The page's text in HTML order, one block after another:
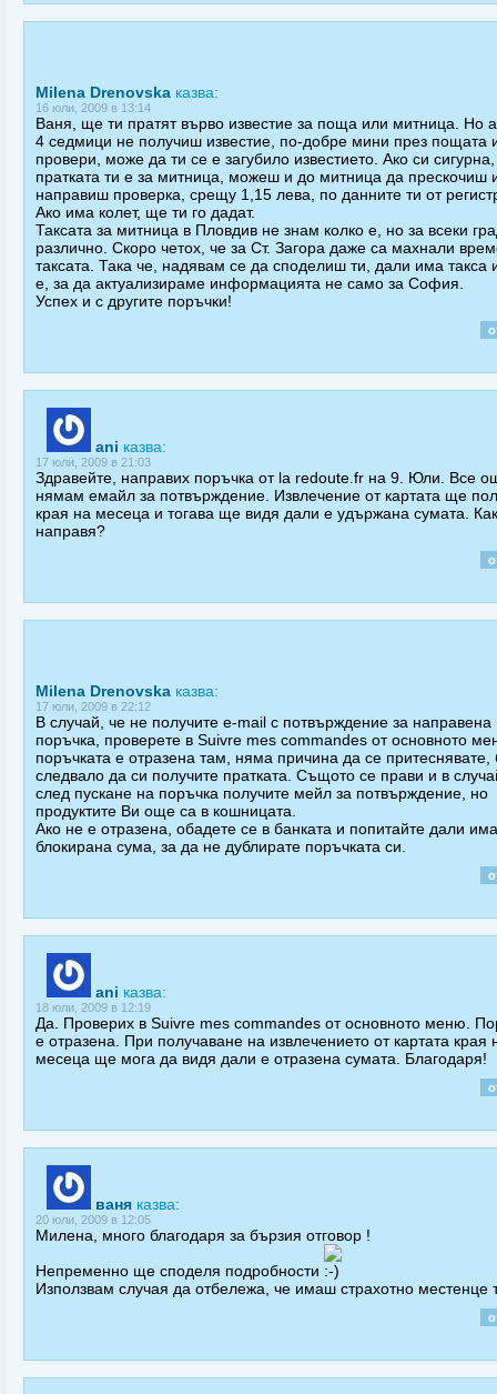
Milena Drenovska казва:
16 юли, 2009 в 13:14
Ваня, ще ти пратят върво известие за поща или митница. Но
4 седмици не получиш известие, по-добре мини през пощата
провери, може да ти се е загубило известието. Ако си
пратката ти е за митница, можеш и до митница да прескочиш
направиш проверка, срещу 1,15 лева, по данните ти от
Ако има колет, ще ти го дадат.
Таксата за митница в Пловдив не знам колко е, но за всеки
различно. Скоро четох, че за Ст. Загора даже са махнали
таксата. Така че, надявам се да споделиш ти, дали има такса
е, за да актуализираме информацията не само за София.
Успех и с другите поръчки!
ani казва:
17 юли, 2009 в 21:03
Здравейте, направих поръчка от la redoute.fr на 9. Юли. Все
нямам емайл за потвърждение. Извлечение от картата ще
края на месеца и тогава ще видя дали е удържана сумата.
направя?
Milena Drenovska казва:
17 юли, 2009 в 22:12
В случай, че не получите е-mail с потвърждение за направена
поръчка, проверете в Suivre mes commandes от основното
поръчката е отразена там, няма причина да се притеснявате,
следвало да си получите пратката. Същото се прави и в
след пускане на поръчка получите мейл за потвърждение, но
продуктите Ви още са в кошницата.
Ако не е отразена, обадете се в банката и попитайте дали има
блокирана сума, за да не дублирате поръчката си.
ani казва:
18 юли, 2009 в 12:19
Да. Проверих в Suivre mes commandes от основното меню.
е отразена. При получаване на извлечението от картата края
месеца ще мога да видя дали е отразена сумата. Благодаря!
ваня казва:
20 юли, 2009 в 12:05
Милена, много благодаря за бързия отговор !
Непременно ще споделя подробности
Използвам случая да отбележа, че имаш страхотно местенце